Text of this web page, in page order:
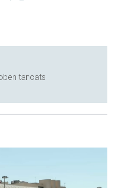
tancats